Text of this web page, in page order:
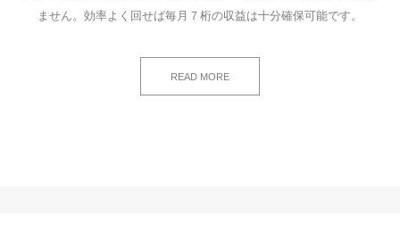
ません。効率よく回せば毎月７桁の収益は十分確保可能です。
READ MORE